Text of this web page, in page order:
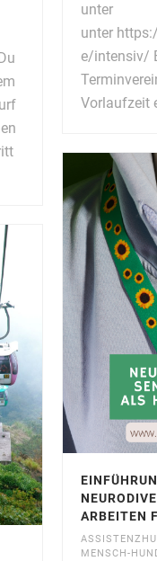
unter
unter
e/intensiv/
Vorlaufzeit
ARBEITEN
MENSCH-